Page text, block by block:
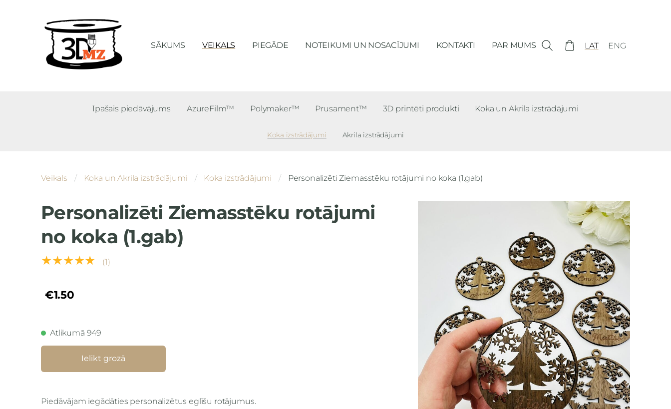
SĀKUMS VEIKALS PIEGĀDE NOTEIKUMI UN NOSACĪJUMI KONTAKTI PAR MUMS LAT ENG
Īpašais piedāvājums AzureFilm™ Polymaker™ Prusament™ 3D printēti produkti Koka un Akrila izstrādājumi
Koka izstrādājumi Akrila izstrādājumi
Veikals Koka un Akrila izstrādājumi Koka izstrādājumi Personalizēti Ziemasstēku rotājumi no koka (1.gab)
Personalizēti Ziemasstēku rotājumi
no koka (1.gab)
★★★★★ (1)
€1.50
Atlikumā 949
Ielikt grozā
Piedāvājam iegādāties personalizētus eglīšu rotājumus.